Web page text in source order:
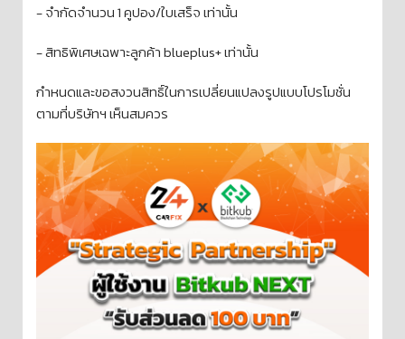
- จำกัดจำนวน 1 คูปอง/ใบเสร็จ เท่านั้น
- สิทธิพิเศษเฉพาะลูกค้า blueplus+ เท่านั้น
กำหนดและขอสงวนสิทธิ์ในการเปลี่ยนแปลงรูปแบบโปรโมชั่น
ตามที่บริษัทฯ เห็นสมควร